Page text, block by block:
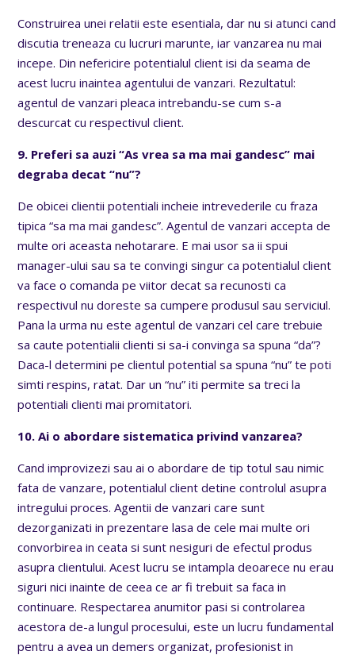
Construirea unei relatii este esentiala, dar nu si atunci cand
discutia treneaza cu lucruri marunte, iar vanzarea nu mai
incepe. Din nefericire potentialul client isi da seama de
acest lucru inaintea agentului de vanzari. Rezultatul:
agentul de vanzari pleaca intrebandu-se cum s-a
descurcat cu respectivul client.
9. Preferi sa auzi “As vrea sa ma mai gandesc” mai
degraba decat “nu”?
De obicei clientii potentiali incheie intrevederile cu fraza
tipica “sa ma mai gandesc”. Agentul de vanzari accepta de
multe ori aceasta nehotarare. E mai usor sa ii spui
manager-ului sau sa te convingi singur ca potentialul client
va face o comanda pe viitor decat sa recunosti ca
respectivul nu doreste sa cumpere produsul sau serviciul.
Pana la urma nu este agentul de vanzari cel care trebuie
sa caute potentialii clienti si sa-i convinga sa spuna “da”?
Daca-l determini pe clientul potential sa spuna “nu” te poti
simti respins, ratat. Dar un “nu” iti permite sa treci la
potentiali clienti mai promitatori.
10. Ai o abordare sistematica privind vanzarea?
Cand improvizezi sau ai o abordare de tip totul sau nimic
fata de vanzare, potentialul client detine controlul asupra
intregului proces. Agentii de vanzari care sunt
dezorganizati in prezentare lasa de cele mai multe ori
convorbirea in ceata si sunt nesiguri de efectul produs
asupra clientului. Acest lucru se intampla deoarece nu erau
siguri nici inainte de ceea ce ar fi trebuit sa faca in
continuare. Respectarea anumitor pasi si controlarea
acestora de-a lungul procesului, este un lucru fundamental
pentru a avea un demers organizat, profesionist in